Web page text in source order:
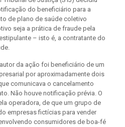
do beneficiário para a
de plano de saúde coletivo
seja a prática de fraude pela
– isto é, a contratante do
da ação foi beneficiário de um
por aproximadamente dois
comunicava o cancelamento
Não houve notificação prévia. O
operadora, de que um grupo de
empresas fictícias para vender
consumidores de boa-fé